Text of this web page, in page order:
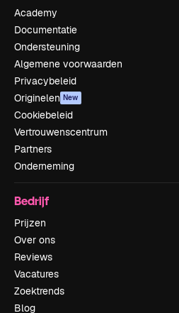
Academy
Documentatie
Ondersteuning
Algemene voorwaarden
Privacybeleid
Originelen New
Cookiebeleid
Vertrouwenscentrum
Partners
Onderneming
Bedrijf
Prijzen
Over ons
Reviews
Vacatures
Zoektrends
Blog